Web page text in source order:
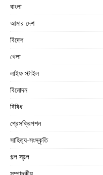
বাংলা
আমার দেশ
বিদেশ
খেলা
লাইফ স্টাইল
বিনোদন
বিবিধ
প্রেসক্রিপশন
সাহিত্য-সংস্কৃতি
গল্প স্বল্প